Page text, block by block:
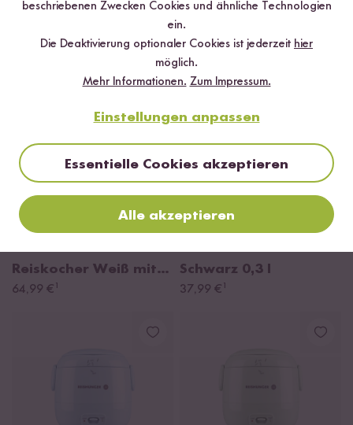
Keramikbeschichtung
54,99 €¹
mit
Keramikbeschichtung
64,99 €¹
Reiskocher Weiß mit
Keramikbeschichtung
64,99 € ¹
Schwarz 0,3 l
37,99 € ¹
beschriebenen Zwecken Cookies und ähnliche Technologien
ein.
Die Deaktivierung optionaler Cookies ist jederzeit hier
möglich.
Mehr Informationen. Zum Impressum.
Einstellungen anpassen
Essentielle Cookies akzeptieren
Alle akzeptieren